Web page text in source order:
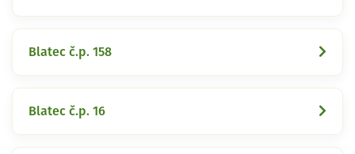
Blatec č.p. 158
Blatec č.p. 16